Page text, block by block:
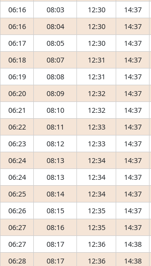
06:16 08:03 12:30 14:37
06:16 08:04 12:30 14:37
06:17 08:05 12:30 14:37
06:18 08:07 12:31 14:37
06:19 08:08 12:31 14:37
06:20 08:09 12:32 14:37
06:21 08:10 12:32 14:37
06:22 08:11 12:33 14:37
06:23 08:12 12:33 14:37
06:24 08:13 12:34 14:37
06:24 08:13 12:34 14:37
06:25 08:14 12:34 14:37
06:26 08:15 12:35 14:37
06:27 08:16 12:35 14:37
06:27 08:17 12:36 14:38
06:28 08:17 12:36 14:38